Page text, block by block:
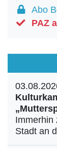
Abo
PAZ
Immerhin
Stadt an